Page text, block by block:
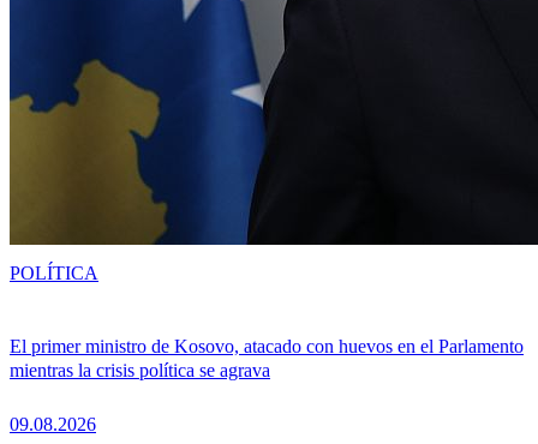
El primer ministro de Kosovo, atacado con huevos en el Parlamento
mientras la crisis política se agrava
09.08.2026
POLÍTICA